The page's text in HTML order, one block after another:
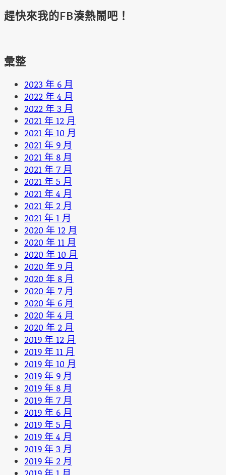
趕快來我的FB湊熱鬧吧！
彙整
2023 年 6 月
2022 年 4 月
2022 年 3 月
2021 年 12 月
2021 年 10 月
2021 年 9 月
2021 年 8 月
2021 年 7 月
2021 年 5 月
2021 年 4 月
2021 年 2 月
2021 年 1 月
2020 年 12 月
2020 年 11 月
2020 年 10 月
2020 年 9 月
2020 年 8 月
2020 年 7 月
2020 年 6 月
2020 年 4 月
2020 年 2 月
2019 年 12 月
2019 年 11 月
2019 年 10 月
2019 年 9 月
2019 年 8 月
2019 年 7 月
2019 年 6 月
2019 年 5 月
2019 年 4 月
2019 年 3 月
2019 年 2 月